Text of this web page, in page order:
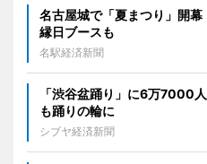
名古屋城で「夏まつり」開
縁日ブースも
名駅経済新聞
「渋谷盆踊り」に6万7000
も踊りの輪に
シブヤ経済新聞